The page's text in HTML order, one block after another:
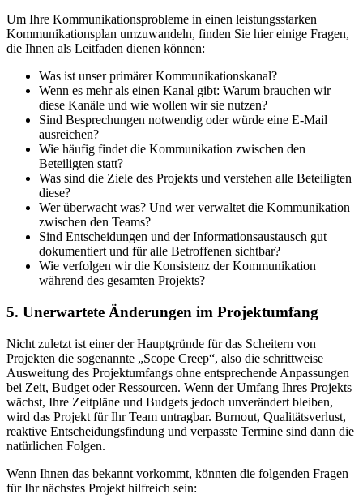
Um Ihre Kommunikationsprobleme in einen leistungsstarken
Kommunikationsplan umzuwandeln, finden Sie hier einige Fragen,
die Ihnen als Leitfaden dienen können:
Was ist unser primärer Kommunikationskanal?
Wenn es mehr als einen Kanal gibt: Warum brauchen wir
diese Kanäle und wie wollen wir sie nutzen?
Sind Besprechungen notwendig oder würde eine E-Mail
ausreichen?
Wie häufig findet die Kommunikation zwischen den
Beteiligten statt?
Was sind die Ziele des Projekts und verstehen alle Beteiligten
diese?
Wer überwacht was? Und wer verwaltet die Kommunikation
zwischen den Teams?
Sind Entscheidungen und der Informationsaustausch gut
dokumentiert und für alle Betroffenen sichtbar?
Wie verfolgen wir die Konsistenz der Kommunikation
während des gesamten Projekts?
5. Unerwartete Änderungen im Projektumfang
Nicht zuletzt ist einer der Hauptgründe für das Scheitern von
Projekten die sogenannte „Scope Creep“, also die schrittweise
Ausweitung des Projektumfangs ohne entsprechende Anpassungen
bei Zeit, Budget oder Ressourcen. Wenn der Umfang Ihres Projekts
wächst, Ihre Zeitpläne und Budgets jedoch unverändert bleiben,
wird das Projekt für Ihr Team untragbar. Burnout, Qualitätsverlust,
reaktive Entscheidungsfindung und verpasste Termine sind dann die
natürlichen Folgen.
Wenn Ihnen das bekannt vorkommt, könnten die folgenden Fragen
für Ihr nächstes Projekt hilfreich sein: